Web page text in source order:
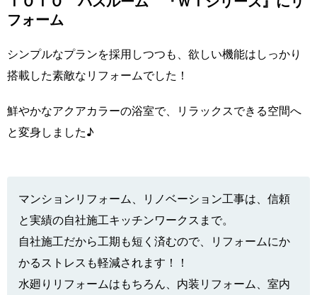
フォーム
シンプルなプランを採用しつつも、欲しい機能はしっかり
搭載した素敵なリフォームでした！
鮮やかなアクアカラーの浴室で、リラックスできる空間へ
と変身しました♪
マンションリフォーム、リノベーション工事は、信頼
と実績の自社施工キッチンワークスまで。
自社施工だから工期も短く済むので、リフォームにか
かるストレスも軽減されます！！
水廻りリフォームはもちろん、内装リフォーム、室内